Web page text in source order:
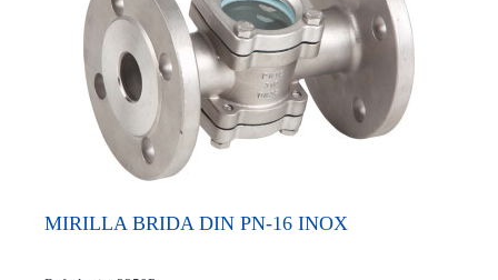
MIRILLA BRIDA DIN PN-16 INOX